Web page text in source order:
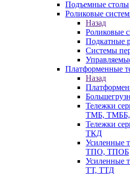
Подъемные столы
Роликовые
Назад
Роликовые
Подкатные
Системы
Платформенные
Назад
Тележки
ТМБ,
Тележки
ТКД
Усиленные
ТПО, ТПОБ
Усиленные
ТТ, ТТД